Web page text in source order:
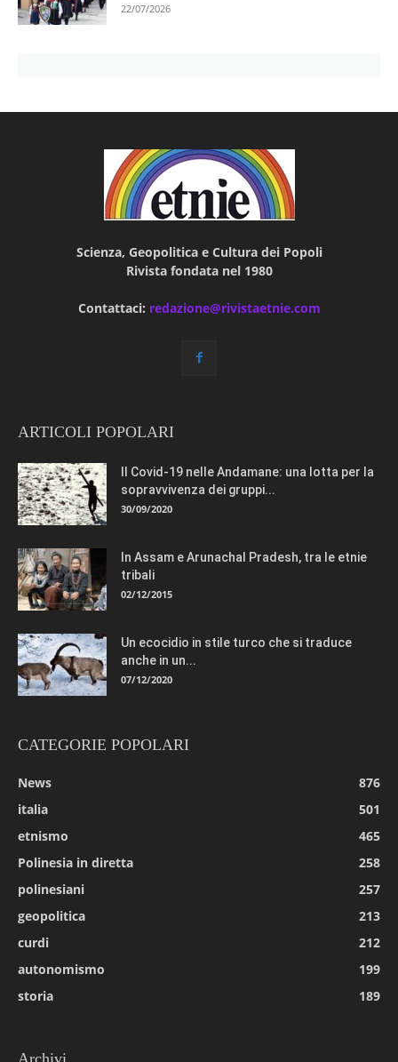
22/07/2026
Scienza, Geopolitica e Cultura dei Popoli
Rivista fondata nel 1980
Contattaci: redazione@rivistaetnie.com
ARTICOLI POPOLARI
Il Covid-19 nelle Andamane: una lotta per la
sopravvivenza dei gruppi...
30/09/2020
In Assam e Arunachal Pradesh, tra le etnie
tribali
02/12/2015
Un ecocidio in stile turco che si traduce
anche in un...
07/12/2020
CATEGORIE POPOLARI
News
876
italia
501
etnismo
465
Polinesia in diretta
258
polinesiani
257
geopolitica
213
curdi
212
autonomismo
199
storia
189
Archivi